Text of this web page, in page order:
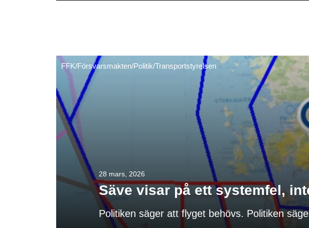
FFK/Försvarsmakten/Politik/Transportstyrelsen
28 mars, 2026
Säve visar på ett systemfel,
Politiken säger att flyget behövs. Politiken